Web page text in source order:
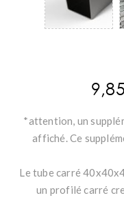
*attention, un
affiché. Ce
Le tube carré
un profilé carré